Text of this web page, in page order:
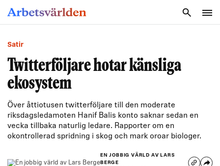
Satir
Twitterföljare hotar känsliga
ekosystem
Över åttiotusen twitterföljare till den moderate
riksdagsledamoten Hanif Balis konto saknar sedan en
vecka tillbaka naturlig ledare. Rapporter om en
okontrollerad spridning i skog och mark oroar biologer.
EN JOBBIG VÄRLD AV LARS
BERGE